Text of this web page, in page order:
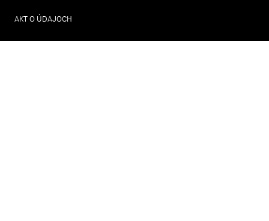
AKT O ÚDAJOCH